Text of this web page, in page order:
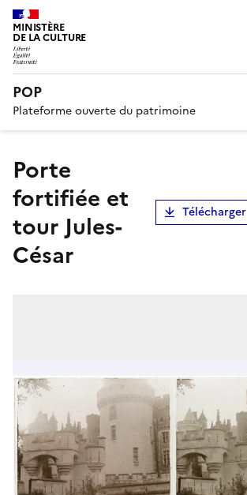
MINISTÈRE
DE LA CULTURE
POP
Plateforme ouverte du patrimoine
Porte
fortifiée et
tour Jules-
César
Télécharger